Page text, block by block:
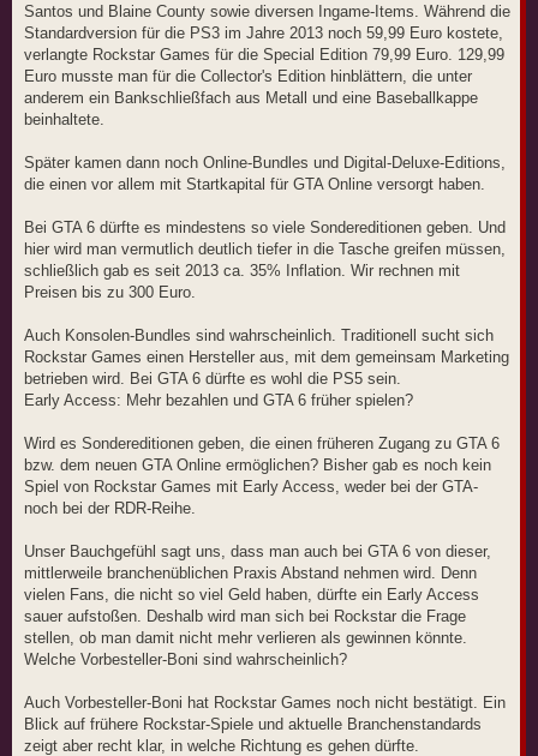
Santos und Blaine County sowie diversen Ingame-Items. Während die
Standardversion für die PS3 im Jahre 2013 noch 59,99 Euro kostete,
verlangte Rockstar Games für die Special Edition 79,99 Euro. 129,99
Euro musste man für die Collector's Edition hinblättern, die unter
anderem ein Bankschließfach aus Metall und eine Baseballkappe
beinhaltete.
Später kamen dann noch Online-Bundles und Digital-Deluxe-Editions,
die einen vor allem mit Startkapital für GTA Online versorgt haben.
Bei GTA 6 dürfte es mindestens so viele Sondereditionen geben. Und
hier wird man vermutlich deutlich tiefer in die Tasche greifen müssen,
schließlich gab es seit 2013 ca. 35% Inflation. Wir rechnen mit
Preisen bis zu 300 Euro.
Auch Konsolen-Bundles sind wahrscheinlich. Traditionell sucht sich
Rockstar Games einen Hersteller aus, mit dem gemeinsam Marketing
betrieben wird. Bei GTA 6 dürfte es wohl die PS5 sein.
Early Access: Mehr bezahlen und GTA 6 früher spielen?
Wird es Sondereditionen geben, die einen früheren Zugang zu GTA 6
bzw. dem neuen GTA Online ermöglichen? Bisher gab es noch kein
Spiel von Rockstar Games mit Early Access, weder bei der GTA-
noch bei der RDR-Reihe.
Unser Bauchgefühl sagt uns, dass man auch bei GTA 6 von dieser,
mittlerweile branchenüblichen Praxis Abstand nehmen wird. Denn
vielen Fans, die nicht so viel Geld haben, dürfte ein Early Access
sauer aufstoßen. Deshalb wird man sich bei Rockstar die Frage
stellen, ob man damit nicht mehr verlieren als gewinnen könnte.
Welche Vorbesteller-Boni sind wahrscheinlich?
Auch Vorbesteller-Boni hat Rockstar Games noch nicht bestätigt. Ein
Blick auf frühere Rockstar-Spiele und aktuelle Branchenstandards
zeigt aber recht klar, in welche Richtung es gehen dürfte.